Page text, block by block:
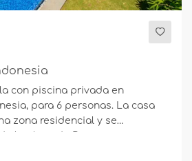
con piscina privada en
para 6 personas. La casa
zona residencial y se
la playa de Berawa.